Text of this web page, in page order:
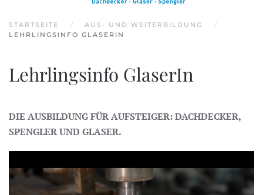
STARTSEITE
AUS- UND WEITERBILDUNG
LEHRLINGSINFO GLASERIN
Lehrlingsinfo GlaserIn
DIE AUSBILDUNG FÜR AUFSTEIGER: DACHDECKER,
SPENGLER UND GLASER.